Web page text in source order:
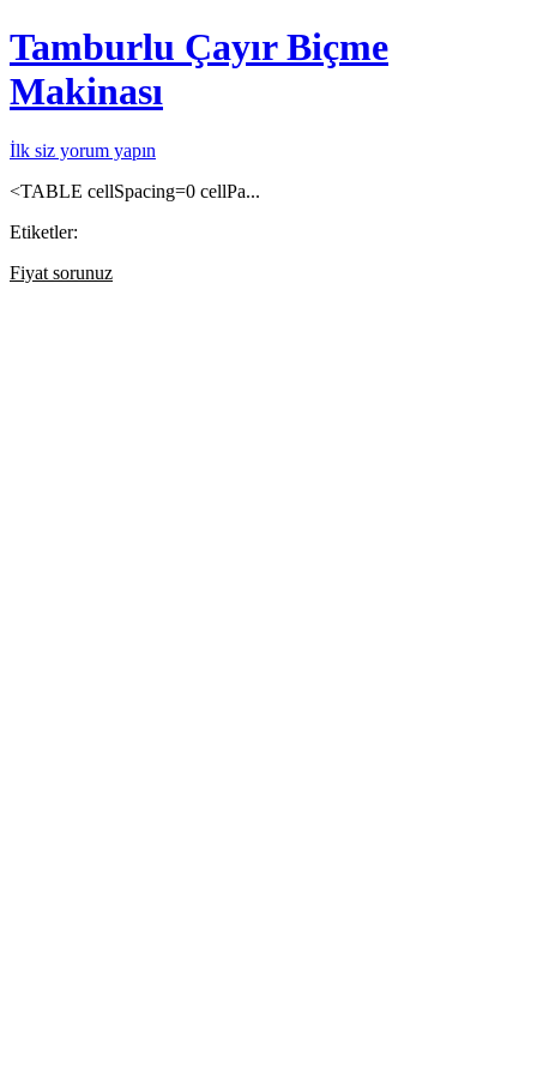
Tamburlu Çayır Biçme
Makinası
İlk siz yorum yapın
<TABLE cellSpacing=0 cellPa...
Etiketler:
Fiyat sorunuz